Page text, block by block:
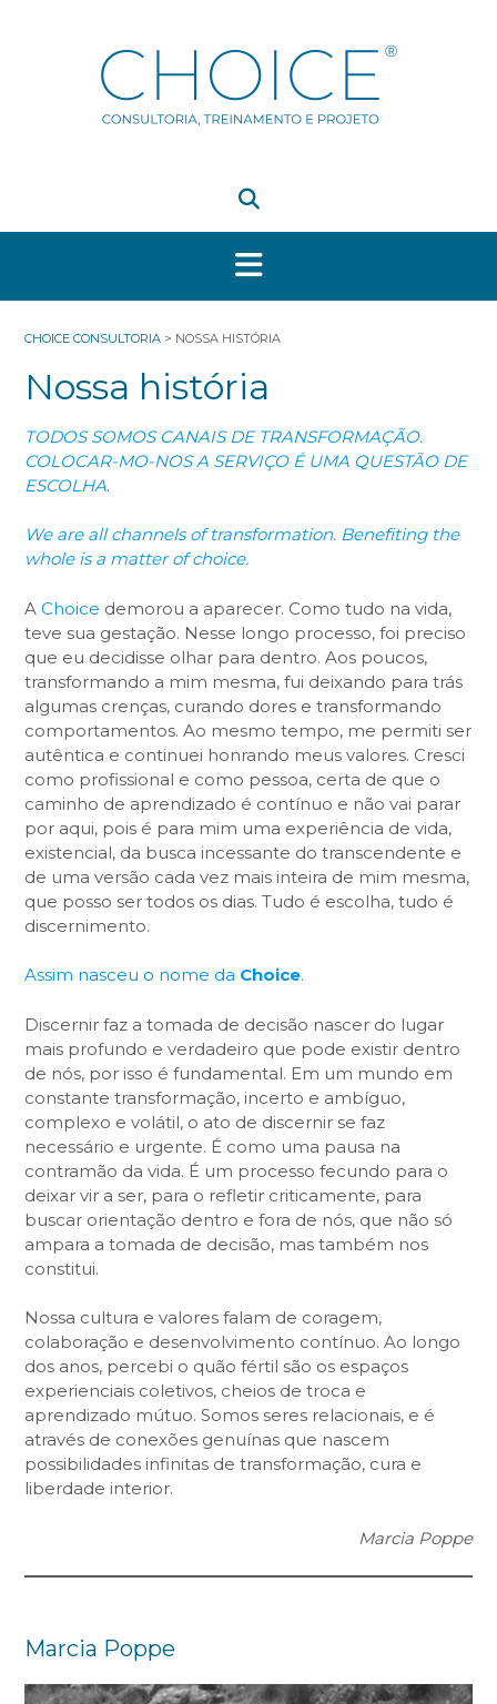
CHOICE CONSULTORIA > NOSSA HISTÓRIA
Nossa história
TODOS SOMOS CANAIS DE TRANSFORMAÇÃO.
COLOCAR-MO-NOS A SERVIÇO É UMA QUESTÃO DE
ESCOLHA.
We are all channels of transformation. Benefiting the
whole is a matter of choice.
A Choice demorou a aparecer. Como tudo na vida,
teve sua gestação. Nesse longo processo, foi preciso
que eu decidisse olhar para dentro. Aos poucos,
transformando a mim mesma, fui deixando para trás
algumas crenças, curando dores e transformando
comportamentos. Ao mesmo tempo, me permiti ser
autêntica e continuei honrando meus valores. Cresci
como profissional e como pessoa, certa de que o
caminho de aprendizado é contínuo e não vai parar
por aqui, pois é para mim uma experiência de vida,
existencial, da busca incessante do transcendente e
de uma versão cada vez mais inteira de mim mesma,
que posso ser todos os dias. Tudo é escolha, tudo é
discernimento.
Assim nasceu o nome da Choice.
Discernir faz a tomada de decisão nascer do lugar
mais profundo e verdadeiro que pode existir dentro
de nós, por isso é fundamental. Em um mundo em
constante transformação, incerto e ambíguo,
complexo e volátil, o ato de discernir se faz
necessário e urgente. É como uma pausa na
contramão da vida. É um processo fecundo para o
deixar vir a ser, para o refletir criticamente, para
buscar orientação dentro e fora de nós, que não só
ampara a tomada de decisão, mas também nos
constitui.
Nossa cultura e valores falam de coragem,
colaboração e desenvolvimento contínuo. Ao longo
dos anos, percebi o quão fértil são os espaços
experienciais coletivos, cheios de troca e
aprendizado mútuo. Somos seres relacionais, e é
através de conexões genuínas que nascem
possibilidades infinitas de transformação, cura e
liberdade interior.
Marcia Poppe
Marcia Poppe